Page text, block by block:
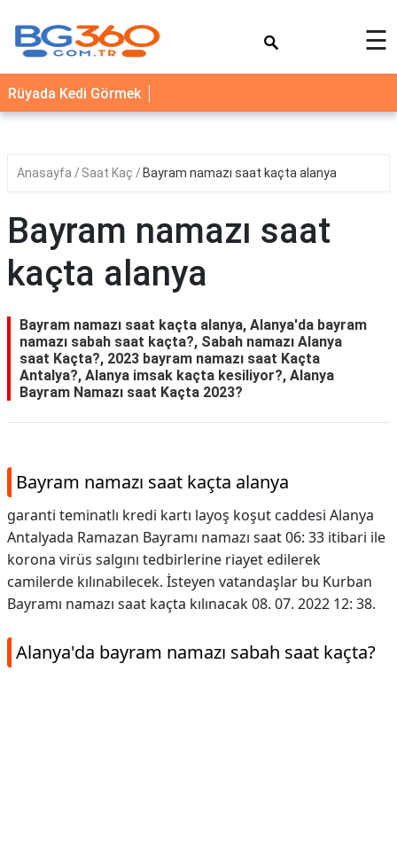
YEMEK
TARİFLERİ
SAĞLIK
İLETİŞİM
☰
Rüyada Kedi Görmek
Anasayfa Saat Kaç Bayram namazı saat kaçta alanya
Bayram namazı saat
kaçta alanya
Bayram namazı saat kaçta alanya, Alanya'da bayram
namazı sabah saat kaçta?, Sabah namazı Alanya
saat Kaçta?, 2023 bayram namazı saat Kaçta
Antalya?, Alanya imsak kaçta kesiliyor?, Alanya
Bayram Namazı saat Kaçta 2023?
Bayram namazı saat kaçta alanya
garanti teminatlı kredi kartı layoş koşut caddesi Alanya
Antalyada Ramazan Bayramı namazı saat 06: 33 itibari ile
korona virüs salgını tedbirlerine riayet edilerek
camilerde kılınabilecek. İsteyen vatandaşlar bu Kurban
Bayramı namazı saat kaçta kılınacak 08. 07. 2022 12: 38.
Alanya'da bayram namazı sabah saat kaçta?